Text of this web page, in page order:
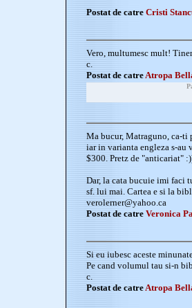
Postat de catre Cristi
Vero, multumesc mult!
c.
Postat de catreAtropa
Ma bucur, Matraguno, ca-ti
iar in varianta engleza s-au
$300. Pretz de "anticariat"
Dar, la cata bucuie imi faci
sf. lui mai. Cartea e si la
verolerner@yahoo.ca
Postat de catre Veronica
Si eu iubesc aceste
Pe cand volumul tau si-n
c.
Postat de catreAtropa